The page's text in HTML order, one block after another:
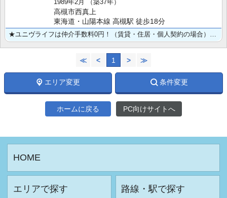
1989年2月
（築37年）
高槻市西真上
東海道・山陽本線 高槻駅 徒歩18分
★ユニヴライフは仲介手数料0円！（賃貸・住居・個人契約の場合） ★インターネット無料★ペット飼育OK･･･
≪ < 1 > ≫
エリア変更 条件変更
ホームに戻る PC向けサイトへ
HOME
エリアで探す 路線・駅で探す